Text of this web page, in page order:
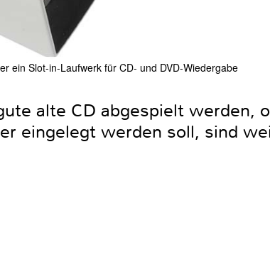
ein Slot-in-Laufwerk für CD- und DVD-Wiedergabe
alte CD abgespielt werden,
eingelegt werden soll, sind